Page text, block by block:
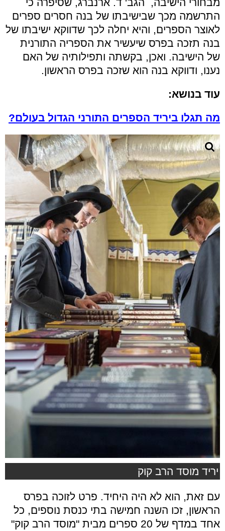
התרשמה מכך שבישיבתו של בנה חסרים ספרים
לאוצר הספרים, והיא יחלה לכך שדווקא ישיבתו של
בנה תזכה בפרס שיעשיר את הספריה התורנית
של הישיבה. ואכן, בקשתה ותפילותיה של האם
נענו, ודווקא בנה הוא שזכה בפרס הראשון.
עוד בנושא:
מה תגלו ביריד הספרים התורני הגדול בעולם?
יריד מוסד הרב קוק
עם זאת, הוא לא היה היחיד. פרט לזוכה בפרס
הראשון, זכו השנה חמישה בתי כנסת נוספים, כל
אחד במדף של 20 ספרים מבית "מוסד הרב קוק"